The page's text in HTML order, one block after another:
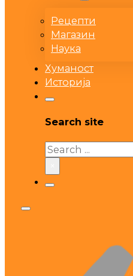
Рецепти
Магазин
Наука
Хуманост
Историја
Search site
Search